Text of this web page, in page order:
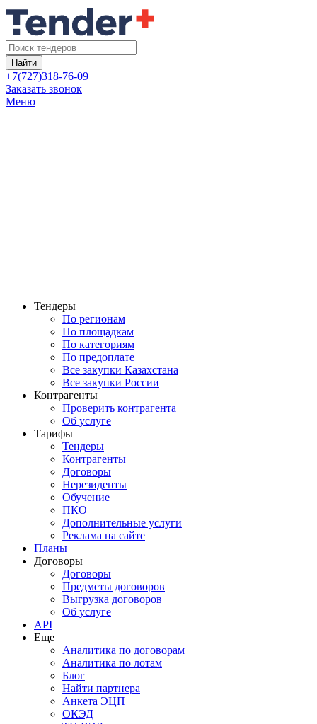
Найти
+7(727)318-76-09
Заказать звонок
Меню
Тендеры
По регионам
По площадкам
По категориям
По предоплате
Все закупки Казахстана
Все закупки России
Контрагенты
Проверить контрагента
Об услуге
Тарифы
Тендеры
Контрагенты
Договоры
Нерезиденты
Обучение
ПКО
Дополнительные услуги
Реклама на сайте
Планы
Договоры
Договоры
Предметы договоров
Выгрузка договоров
Об услуге
API
Еще
Аналитика по договорам
Аналитика по лотам
Блог
Найти партнера
Анкета ЭЦП
ОКЭД